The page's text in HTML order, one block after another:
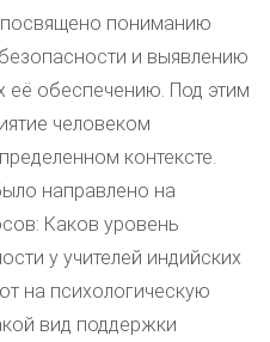
пониманию
и выявлению
её обеспечению. Под этим
человеком
контексте.
направлено на
Каков уровень
у учителей индийских
на психологическую
вид поддержки